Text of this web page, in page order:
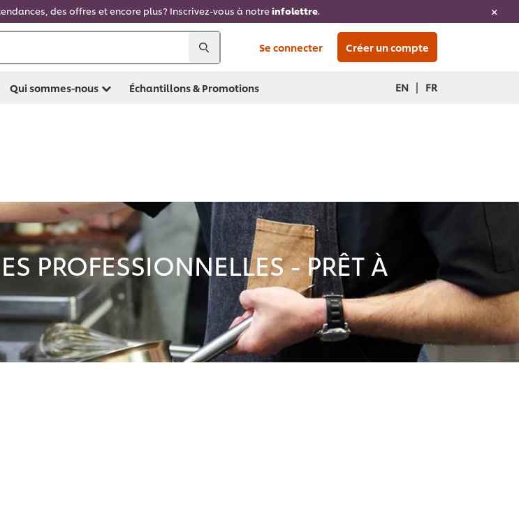
des offres et encore plus? Inscrivez-vous à notreinfolettre.
Se connecter Créer un compte
Qui sommes-nous Échantillons & Promotions EN | FR
PROFESSIONNELLES - PRÊT À